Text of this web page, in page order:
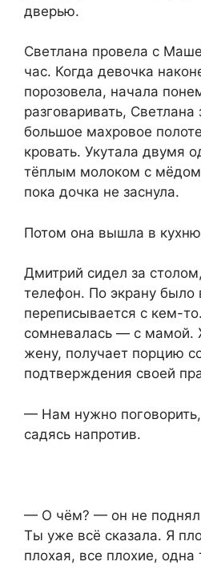
дверью.
Светлана провела с
час. Когда девочка
порозовела, начала
разговаривать, Светлана
большое махровое
кровать. Укутала двумя
тёплым молоком с
пока дочка не заснула.
Потом она вышла в
Дмитрий сидел за
телефон. По экрану было
переписывается с кем-
сомневалась — с мамой.
жену, получает порцию
подтверждения своей
— Нам нужно
садясь напротив.
— О чём? — он не поднял
Ты уже всё сказала. Я
плохая, все плохие, одна